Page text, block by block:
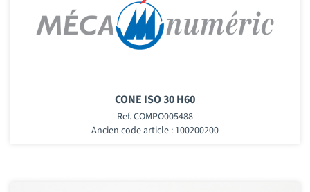
CONE ISO 30 H60
Ref. COMPO005488
Ancien code article : 100200200